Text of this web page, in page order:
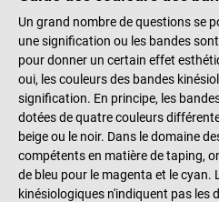
Un grand nombre de questions se
une signification ou les bandes
pour donner un certain effet
oui, les couleurs des bandes
signification. En principe, les
dotées de quatre couleurs
beige ou le noir. Dans le domaine
compétents en matière de taping,
de bleu pour le magenta et le cyan.
kinésiologiques n'indiquent pas les